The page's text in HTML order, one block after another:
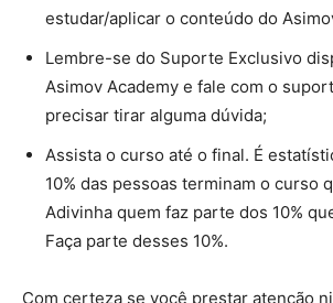
estudar/aplicar o conteúdo do
Lembre-se do Suporte Exclusivo
Asimov Academy e fale com o
precisar tirar alguma dúvida;
Assista o curso até o final. É
10% das pessoas terminam o curso
Adivinha quem faz parte dos 10%
Faça parte desses 10%.
Com certeza se você prestar atenção